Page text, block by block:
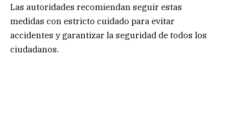
Las autoridades recomiendan seguir estas
medidas con estricto cuidado para evitar
accidentes y garantizar la seguridad de todos los
ciudadanos.